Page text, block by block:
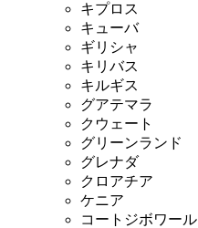
キプロス
キューバ
ギリシャ
キリバス
キルギス
グアテマラ
クウェート
グリーンランド
グレナダ
クロアチア
ケニア
コートジボワール